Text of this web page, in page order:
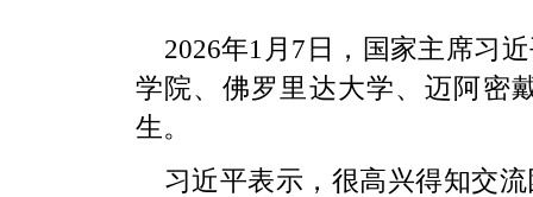
2026年1月7日，国家主席习
学院、佛罗里达大学、迈阿密
生。
习近平表示，很高兴得知交